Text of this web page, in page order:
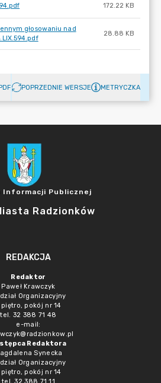
172.22 KB
głosowaniu nad
28.88 KB
POPRZEDNIE WERSJE METRYCZKA
Informacji Publicznej
Radzionków
REDAKCJA
Redaktor
Paweł Krawczyk
Organizacyjny
piętro, pokój nr 14
tel. 32 388 71 48
e-mail:
Redaktora
Synecka
Organizacyjny
piętro, pokój nr 14